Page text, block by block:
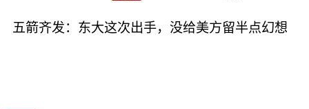
五箭齐发：东大这次出手，没给美方留半点幻想